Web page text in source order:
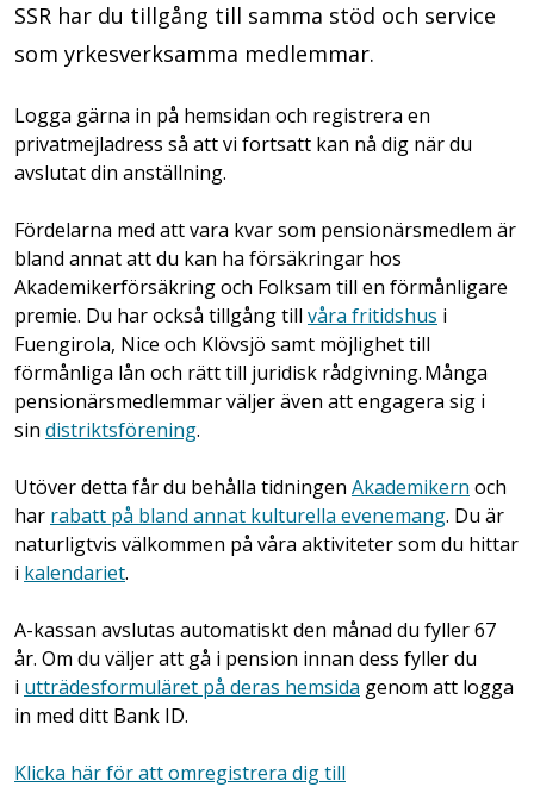
SSR har du tillgång till samma stöd och service
som yrkesverksamma medlemmar.
Logga gärna in på hemsidan och registrera en
privatmejladress så att vi fortsatt kan nå dig när du
avslutat din anställning.
Fördelarna med att vara kvar som pensionärsmedlem är
bland annat att du kan ha försäkringar hos
Akademikerförsäkring och Folksam till en förmånligare
premie. Du har också tillgång till våra fritidshus i
Fuengirola, Nice och Klövsjö samt möjlighet till
förmånliga lån och rätt till juridisk rådgivning. Många
pensionärsmedlemmar väljer även att engagera sig i
sin distriktsförening.
Utöver detta får du behålla tidningen Akademikern och
har rabatt på bland annat kulturella evenemang. Du är
naturligtvis välkommen på våra aktiviteter som du hittar
i kalendariet.
A-kassan avslutas automatiskt den månad du fyller 67
år. Om du väljer att gå i pension innan dess fyller du
i utträdesformuläret på deras hemsida genom att logga
in med ditt Bank ID.
Klicka här för att omregistrera dig till